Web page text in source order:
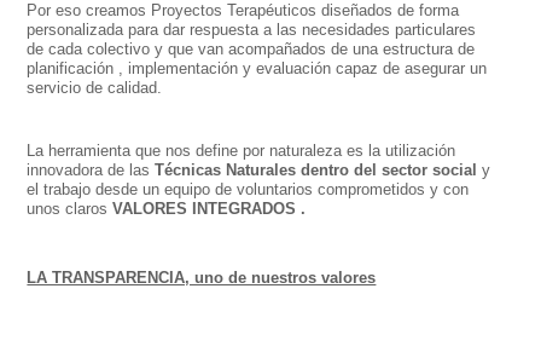
Por eso creamos Proyectos Terapéuticos diseñados de forma
personalizada para dar respuesta a las necesidades particulares
de cada colectivo y que van acompañados de una estructura de
planificación , implementación y evaluación capaz de asegurar un
servicio de calidad.
La herramienta que nos define por naturaleza es la utilización
innovadora de lasTécnicas Naturales dentro del sector social y
el trabajo desde un equipo de voluntarios comprometidos y con
unos clarosVALORES INTEGRADOS .
LA TRANSPARENCIA, uno de nuestros valores